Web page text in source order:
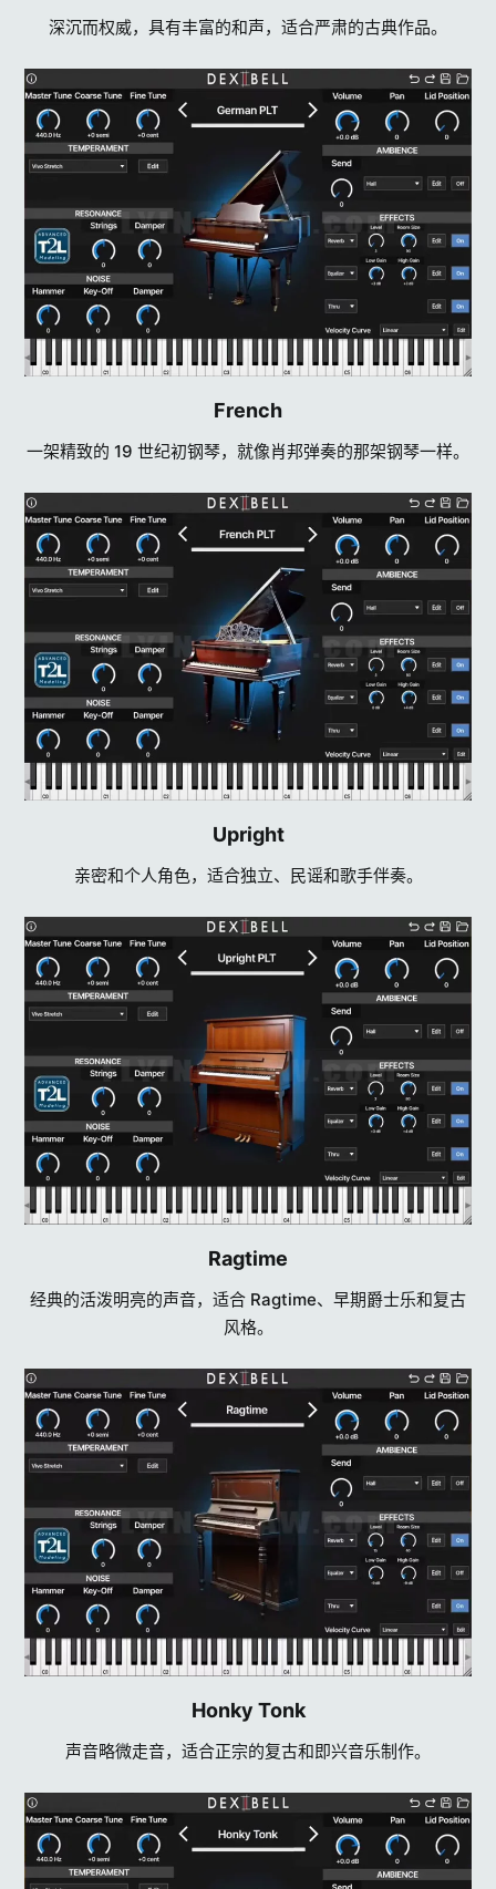
深沉而权威，具有丰富的和声，适合严肃的古典作品。
French​
一架精致的 19 世纪初钢琴，就像肖邦弹奏的那架钢琴一样。
Upright​
亲密和个人角色，适合独立、民谣和歌手伴奏。
Ragtime​
经典的活泼明亮的声音，适合 Ragtime、早期爵士乐和复古
风格。
Honky Tonk​
声音略微走音，适合正宗的复古和即兴音乐制作。